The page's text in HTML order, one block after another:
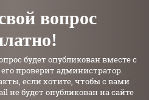
вопрос
будет опубликован вместе с
проверит администратор.
если хотите, чтобы с вами
не будет опубликован на сайте